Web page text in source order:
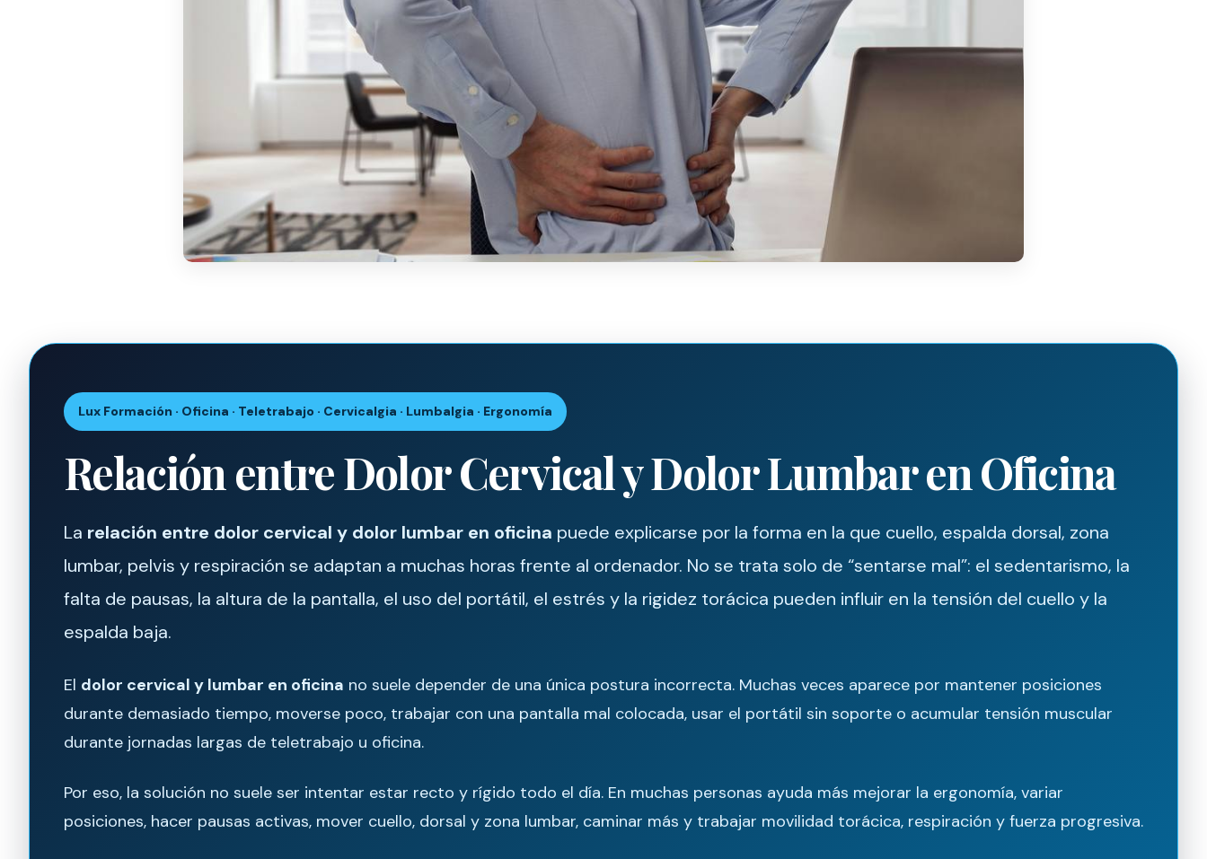
Lux Formación · Oficina · Teletrabajo · Cervicalgia · Lumbalgia · Ergonomía
Relación entre Dolor Cervical y Dolor Lumbar en Oficina
La relación entre dolor cervical y dolor lumbar en oficina puede explicarse por la forma en la que cuello, espalda dorsal, zona
lumbar, pelvis y respiración se adaptan a muchas horas frente al ordenador. No se trata solo de “sentarse mal”: el sedentarismo, la
falta de pausas, la altura de la pantalla, el uso del portátil, el estrés y la rigidez torácica pueden influir en la tensión del cuello y la
espalda baja.
El dolor cervical y lumbar en oficina no suele depender de una única postura incorrecta. Muchas veces aparece por mantener posiciones
durante demasiado tiempo, moverse poco, trabajar con una pantalla mal colocada, usar el portátil sin soporte o acumular tensión muscular
durante jornadas largas de teletrabajo u oficina.
Por eso, la solución no suele ser intentar estar recto y rígido todo el día. En muchas personas ayuda más mejorar la ergonomía, variar
posiciones, hacer pausas activas, mover cuello, dorsal y zona lumbar, caminar más y trabajar movilidad torácica, respiración y fuerza progresiva.